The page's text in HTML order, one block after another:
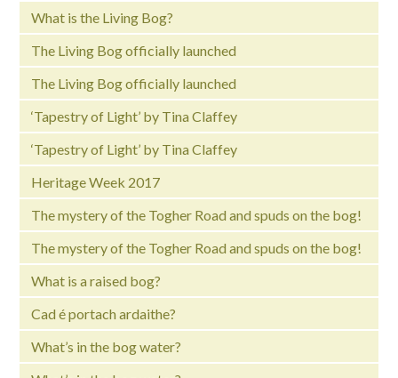
What is the Living Bog?
The Living Bog officially launched
The Living Bog officially launched
‘Tapestry of Light’ by Tina Claffey
‘Tapestry of Light’ by Tina Claffey
Heritage Week 2017
The mystery of the Togher Road and spuds on the bog!
The mystery of the Togher Road and spuds on the bog!
What is a raised bog?
Cad é portach ardaithe?
What’s in the bog water?